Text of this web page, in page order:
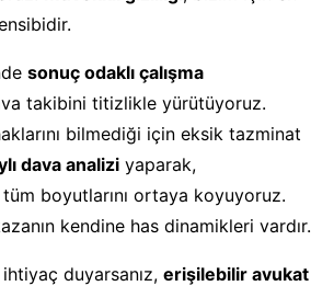
sonuç odaklı çalışma
takibini titizlikle yürütüyoruz.
bilmediği için eksik tazminat
dava analizi yaparak,
boyutlarını ortaya koyuyoruz.
kendine has dinamikleri vardır.
duyarsanız, erişilebilir avukat